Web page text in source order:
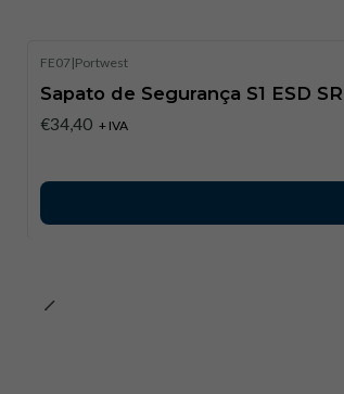
FE07|Portwest
Sapato de Segurança S1 ESD
€34,40 + IVA